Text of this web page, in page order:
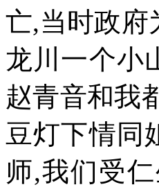
亡,当时政府
龙川一个小
赵青音和我
豆灯下情同
师,我们受